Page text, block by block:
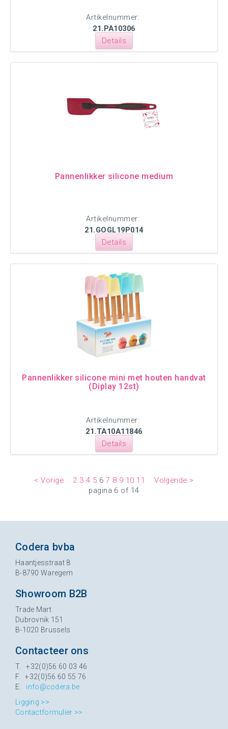
Artikelnummer:
21.PA10306
Details
Pannenlikker silicone medium
Artikelnummer:
21.GOGL19P014
Details
Pannenlikker silicone mini met houten handvat
(Diplay 12st)
Artikelnummer:
21.TA10A11846
Details
< Vorige 2 3 4 5 6 7 8 9 10 11
Volgende >
pagina 6 of 14
Codera bvba
Haantjesstraat 8
B-8790 Waregem
Showroom B2B
Trade Mart
Dubrovnik 151
B-1020 Brussels
Contacteer ons
T. +32(0)56 60 03 46
F. +32(0)56 60 55 76
E. info@codera.be
Ligging >>
Contactformulier >>